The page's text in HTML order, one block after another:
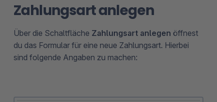
Zahlungsart anlegen
Über die Schaltfläche Zahlungsart anlegen öffnest
du das Formular für eine neue Zahlungsart. Hierbei
sind folgende Angaben zu machen: